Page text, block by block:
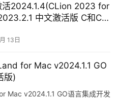
活2024.1.4(CLion 2023 for
中文激活版 C和C
))13日
for Mac v2024.1.1 GO
版)
Mac v2024.1.1 GO语言集成开发